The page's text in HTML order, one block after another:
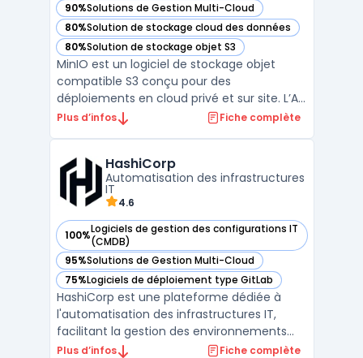
90%Solutions de Gestion Multi-Cloud
— voir MinIO dans cette catégorie
80%Solution de stockage cloud des données
— voir MinIO dans cette catégorie
80%Solution de stockage objet S3
— voir MinIO dans cette catégorie
MinIO est un logiciel de stockage objet
compatible S3 conçu pour des
déploiements en cloud privé et sur site. L’API
S3 facilite l’intégration avec outils de
modèle stockage distribué permet
d’agréger plusieurs nœuds po ...
Plus d’infos Fiche complète
HashiCorp
Automatisation des infrastructures
IT
4.6
100%Logiciels de gestion des configurations IT
(CMDB)
— voir HashiCorp dans cette catégorie
95%Solutions de Gestion Multi-Cloud
— voir HashiCorp dans cette catégorie
75%Logiciels de déploiement type GitLab
— voir HashiCorp dans cette catégorie
HashiCorp est une plateforme dédiée à
l'automatisation des infrastructures IT,
facilitant la gestion des environnements
multi-cloud et on-premise à grande
Plus d’infos Fiche complète